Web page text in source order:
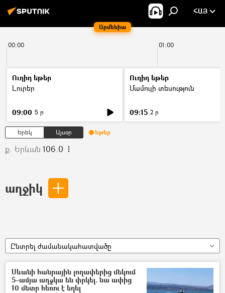
Արմենիա
ՀԱՅ
00:00 01:00
Ուղիղ եթեր
Լուրեր
09:00 5 ր
Ուղիղ եթեր
Մամուլի տեսություն
09:15 2 ր
Երեկ Այսօր Եթեր
ք. Երևան 106.0
աղջիկ
Ընտրել ժամանակահատվածը
Սևանի հանրային լողափերից մեկում
5–ամյա աղջկա են փրկել. նա ափից
10 մետր հեռու է եղել